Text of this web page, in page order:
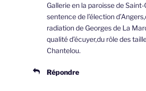
Gallerie en la paroisse de
sentence de l’élection
radiation de Georges de La
qualité d’écuyer,du rôle des
Chantelou.
Répondre